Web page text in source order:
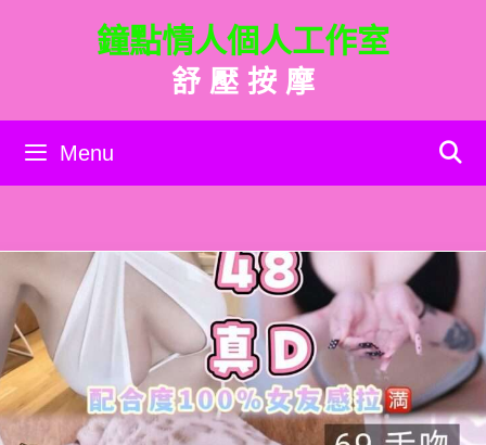
內
鐘點情人個人工作室
舒 壓 按 摩
Menu